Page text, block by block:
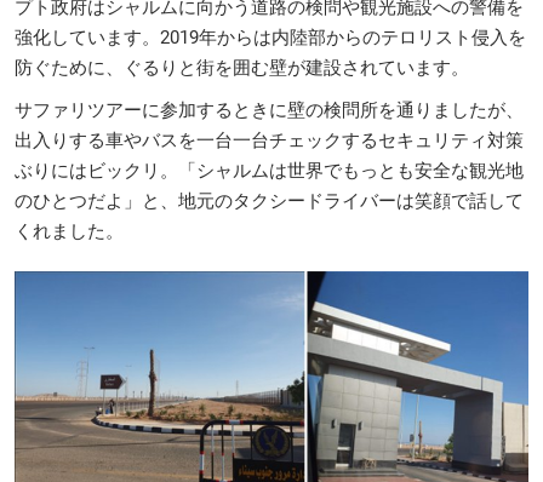
プト政府はシャルムに向かう道路の検問や観光施設への警備を
強化しています。2019年からは内陸部からのテロリスト侵入を
防ぐために、ぐるりと街を囲む壁が建設されています。
サファリツアーに参加するときに壁の検問所を通りましたが、
出入りする車やバスを一台一台チェックするセキュリティ対策
ぶりにはビックリ。「シャルムは世界でもっとも安全な観光地
のひとつだよ」と、地元のタクシードライバーは笑顔で話して
くれました。